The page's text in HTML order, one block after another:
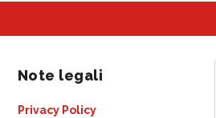
Note legali
Privacy Policy